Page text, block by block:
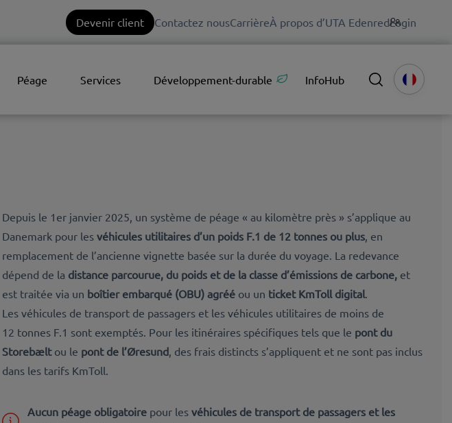
Devenir client Contactez nousCarrièreÀ propos d’UTA EdenredLogin
Péage Services Développement-durable InfoHub
Depuis le 1er janvier 2025 , un système de péage « au kilomètre près » s’applique au
Danemark pour lesvéhicules utilitaires d’un poids F.1 de 12 tonnes ou plus , en
remplacement de l’ancienne vignette basée sur la durée du voyage. La redevance
dépend de la distance parcourue, du poids et de la classe d’émissions de carbone, et
est traitée via un boîtier embarqué (OBU) agréé ou un ticket KmToll digital
Les véhicules de transport de passagers et les véhicules utilitaires de moins de
12 tonnes F.1 sont exemptés. Pour les itinéraires spécifiques tels que le pont du
Storebæltou le pont de l’Øresund , des frais distincts s’appliquent et ne sont pas inclus
dans les tarifs KmToll.
Aucun péage obligatoire pour lesvéhicules de transport de passagers et les